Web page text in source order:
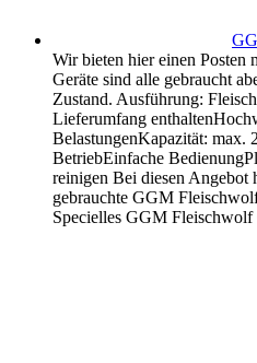
Wir bieten hier einen
Geräte sind alle gebraucht
Zustand. Ausführung:
Lieferumfang
BelastungenKapazität: max.
BetriebEinfache
reinigen Bei diesen Angebot
gebrauchte GGM
Specielles GGM Fleischwolf